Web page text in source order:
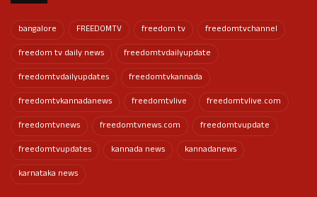
bangalore FREEDOMTV freedom tv
freedomtvchannel
freedom tv daily news
freedomtvdailyupdate
freedomtvdailyupdates
freedomtvkannada
freedomtvkannadanews
freedomtvlive
freedomtvlive.com
freedomtvnews
freedomtvnews.com
freedomtvupdate
freedomtvupdates
kannada news
kannadanews
karnataka news